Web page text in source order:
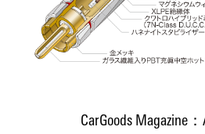
CarGoods Magazine：